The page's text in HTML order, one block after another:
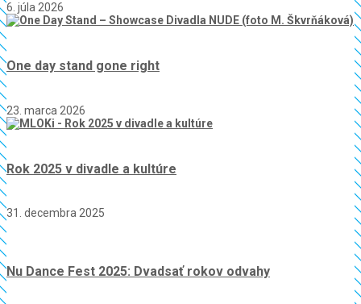
6. júla 2026
One day stand gone right
23. marca 2026
Rok 2025 v divadle a kultúre
31. decembra 2025
Nu Dance Fest 2025: Dvadsať rokov odvahy